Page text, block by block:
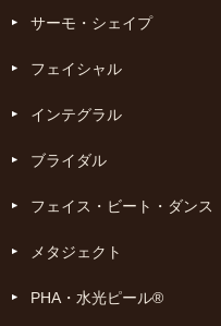
サーモ・シェイプ
フェイシャル
インテグラル
ブライダル
フェイス・ビート・ダンス
メタジェクト
PHA・水光ピール®